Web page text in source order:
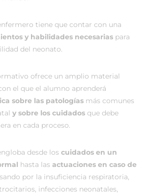
tiene que contar con una
y habilidades necesarias para
del neonato.
ofrece un amplio material
el que el alumno aprenderá
sobre las patologías más comunes
y sobre los cuidados que debe
en cada proceso.
desde los cuidados en un
hasta las actuaciones en caso de
por la insuficiencia respiratoria,
infecciones neonatales,